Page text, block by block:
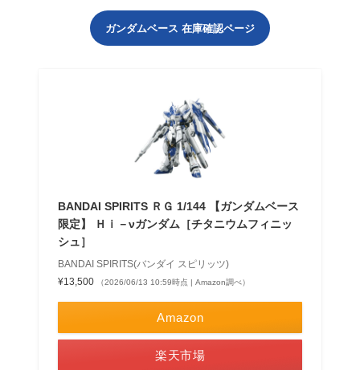
ガンダムベース 在庫確認ページ
BANDAI SPIRITS ＲＧ 1/144 【ガンダムベース
限定】 Ｈｉ－νガンダム［チタニウムフィニッ
シュ］
BANDAI SPIRITS(バンダイ スピリッツ)
¥13,500
（2026/06/13 10:59時点 | Amazon調べ）
Amazon
楽天市場